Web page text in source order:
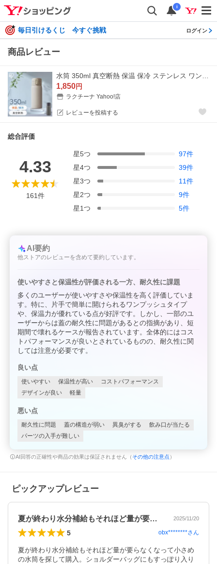
i
毎日引けるくじ 今すぐ挑戦 ログイン
商品レビュー
1,850円
ラクチーナ Yahoo!店
レビューを投稿する
総合評価
4.33
161件
星5つ 97件
星4つ 39件
星3つ 11件
星2つ 9件
星1つ 5件
AI要約
他ストアのレビューを含めて要約しています。
使いやすさと保温性が評価される一方、耐久性に課題
多くのユーザーが使いやすさや保温性を高く評価していま
す。特に、片手で簡単に開けられるワンプッシュタイプ
や、保温力が優れている点が好評です。しかし、一部のユ
ーザーからは蓋の耐久性に問題があるとの指摘があり、短
期間で壊れるケースが報告されています。全体的にはコス
トパフォーマンスが良いとされているものの、耐久性に関
しては注意が必要です。
良い点
使いやすい 保温性が高い
コストパフォーマンス
デザインが良い
軽量
悪い点
耐久性に問題 蓋の構造が弱い 異臭がする
飲み口が当たる
パーツの入手が難しい
AI回答の正確性や商品の効果は保証されません（ その他の注意点 ）
ピックアップレビュー
夏が終わり水分補給もそれほど量が要らな… 2025/11/20
5 obx********さん
夏が終わり水分補給もそれほど量が要らなくなって小さめ
の水筒を探して購入。ショルダーバッグにもすっぽり入り